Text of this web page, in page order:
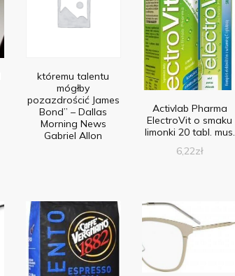
któremu talentu
mógłby
pozazdrościć James
Bond” – Dallas
Morning News
Gabriel Allon
Activlab Pharma
ElectroVit o smaku
limonki 20 tabl. mus.
6,22zł